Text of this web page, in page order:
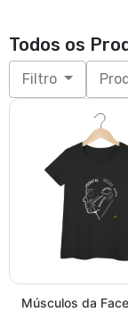
Todos os
Filtro
Músculos da